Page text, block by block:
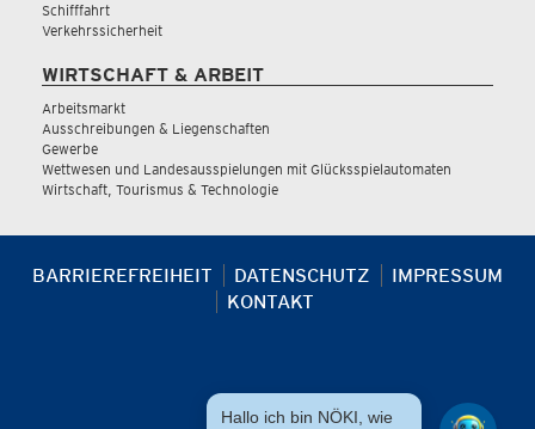
Schifffahrt
Verkehrssicherheit
WIRTSCHAFT & ARBEIT
Arbeitsmarkt
Ausschreibungen & Liegenschaften
Gewerbe
Wettwesen und Landesausspielungen mit Glücksspielautomaten
Wirtschaft, Tourismus & Technologie
BARRIEREFREIHEIT DATENSCHUTZ
IMPRESSUM
KONTAKT
Hallo ich bin NÖKI, wie